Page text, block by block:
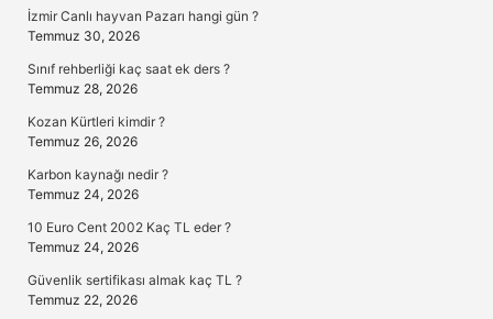
İzmir Canlı hayvan Pazarı hangi gün ?
Temmuz 30, 2026
Sınıf rehberliği kaç saat ek ders ?
Temmuz 28, 2026
Kozan Kürtleri kimdir ?
Temmuz 26, 2026
Karbon kaynağı nedir ?
Temmuz 24, 2026
10 Euro Cent 2002 Kaç TL eder ?
Temmuz 24, 2026
Güvenlik sertifikası almak kaç TL ?
Temmuz 22, 2026